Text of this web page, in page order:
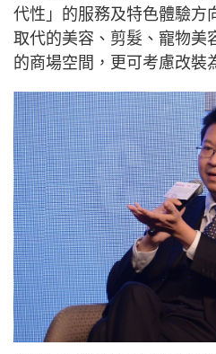
代性」的服務及特色體驗方
取代的美容、剪髮、寵物美
的商場空間，更可考慮改裝